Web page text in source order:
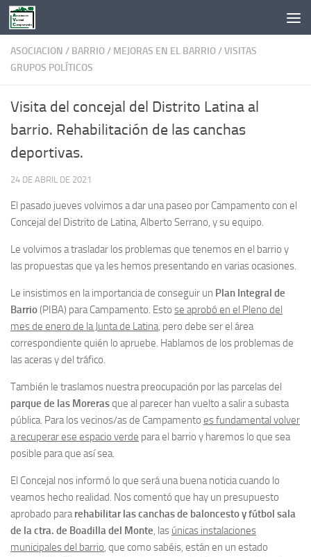
Saltar al contenido
ASOCIACION / BARRIO/ MEJORAS EN EL BARRIO/VISITAS
GRUPOS POLÍTICOS
Visita del concejal del Distrito Latina al
barrio. Rehabilitación de las canchas
deportivas.
24 DE ABRIL DE 2021
El pasado jueves volvimos a dar una paseo por Campamento con el
Concejal del Distrito de Latina, Alberto Serrano, y su equipo.
Le volvimos a trasladar los problemas que tenemos en el barrio y
las propuestas que ya les hemos presentando en varias ocasiones.
Le insistimos en la importancia de conseguir un Plan Integral de
Barrio(PIBA) para Campamento. Esto se aprobó en el Pleno del
mes de enero de la Junta de Latina, pero debe ser el área
correspondiente quién lo apruebe. Hablamos de los problemas de
las aceras y del tráfico.
También le traslamos nuestra preocupación por las parcelas del
parque de las Morerasque al parecer han vuelto a salir a subasta
pública. Para los vecinos/as de Campamento es fundamental volver
a recuperar ese espacio verde para el barrio y haremos lo que sea
posible para que así sea.
El Concejal nos informó lo que será una buena noticia cuando lo
veamos hecho realidad. Nos comentó que hay un presupuesto
aprobado pararehabilitar las canchas de baloncesto y fútbol sala
de la ctra. de Boadilla del Monte, las únicas instalaciones
municipales del barrio, que como sabéis, están en un estado